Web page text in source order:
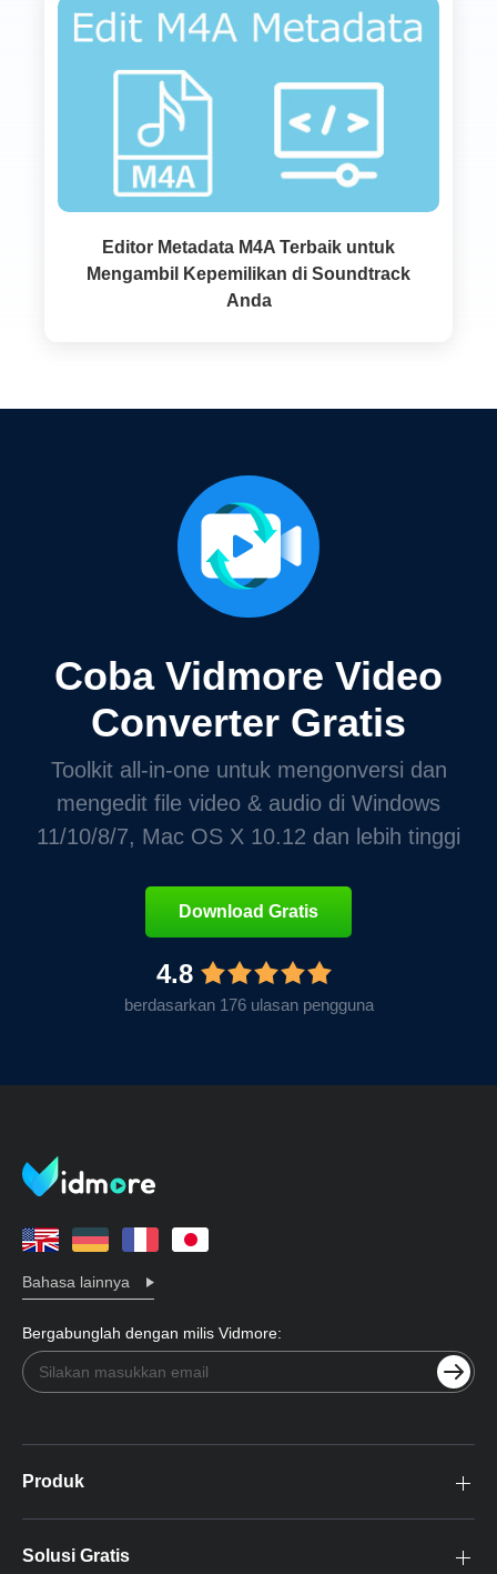
Editor Metadata M4A Terbaik untuk
Mengambil Kepemilikan di Soundtrack
Anda
Coba Vidmore Video
Converter Gratis
Toolkit all-in-one untuk mengonversi dan
mengedit file video & audio di Windows
11/10/8/7, Mac OS X 10.12 dan lebih tinggi
Download Gratis
4.8
berdasarkan 176 ulasan pengguna
Bahasa lainnya
Bergabunglah dengan milis Vidmore:
Produk
Solusi Gratis